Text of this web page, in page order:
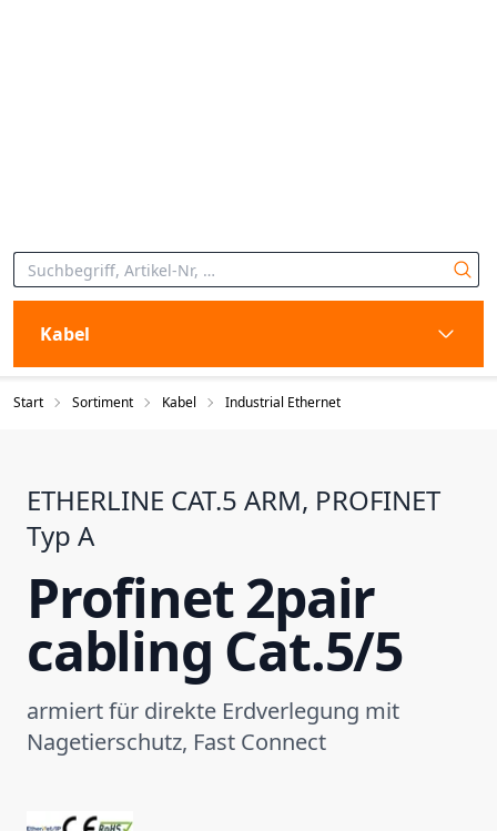
Kabel
Start Sortiment Kabel Industrial Ethernet
ETHERLINE CAT.5 ARM, PROFINET
Typ A
Profinet 2pair
cabling Cat.5/5
armiert für direkte Erdverlegung mit
Nagetierschutz, Fast Connect